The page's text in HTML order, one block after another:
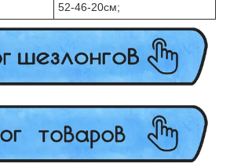
52-46-20см;